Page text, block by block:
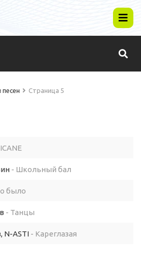
песен Страница 5
- Школьный бал
было
- Танцы
N-ASTI - Кареглазая